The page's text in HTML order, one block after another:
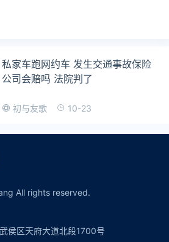
私家车跑网约车 发生交通事故保险
公司会赔吗 法院判了
初与友歌 10-23
All rights reserved.
侯区天府大道北段1700号